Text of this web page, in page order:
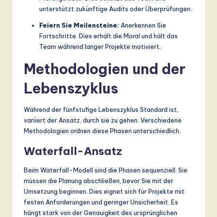
unterstützt zukünftige Audits oder Überprüfungen.
Feiern Sie Meilensteine: Anerkennen Sie
Fortschritte. Dies erhält die Moral und hält das
Team während langer Projekte motiviert.
Methodologien und der
Lebenszyklus
Während der fünfstufige Lebenszyklus Standard ist,
variiert der Ansatz, durch sie zu gehen. Verschiedene
Methodologien ordnen diese Phasen unterschiedlich.
Waterfall-Ansatz
Beim Waterfall-Modell sind die Phasen sequenziell. Sie
müssen die Planung abschließen, bevor Sie mit der
Umsetzung beginnen. Dies eignet sich für Projekte mit
festen Anforderungen und geringer Unsicherheit. Es
hängt stark von der Genauigkeit des ursprünglichen